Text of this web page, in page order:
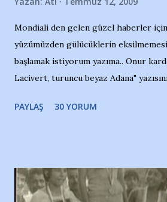
Mondiali den gelen güzel haberler
yüzümüzden gülücüklerin
başlamak istiyorum yazıma.. Onur
Lacivert, turuncu beyaz Adana"
irkildim.. "Bursasporlu taraftarlar,
ve ürünlerini Bursa şehrinde
protesto eylemiyle açıkladıklarını
PAYLAŞ 30 YORUM